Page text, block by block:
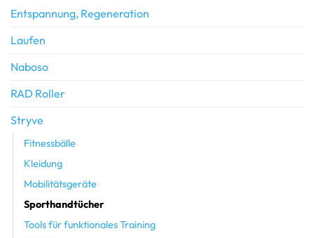
Entspannung, Regeneration
Laufen
Naboso
RAD Roller
Stryve
Fitnessbälle
Kleidung
Mobilitätsgeräte
Sporthandtücher
Tools für funktionales Training